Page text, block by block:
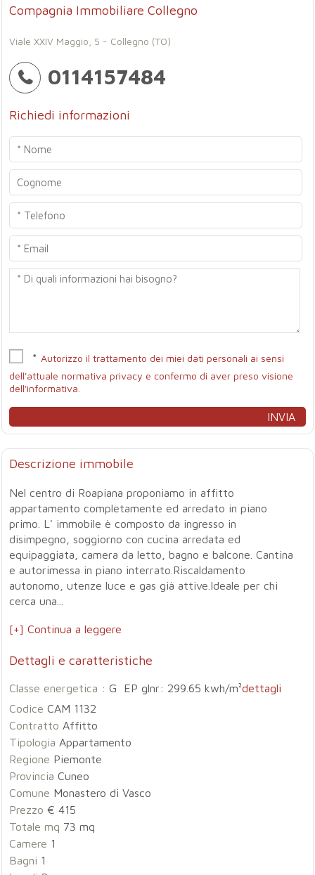
Compagnia Immobiliare Collegno
Viale XXIV Maggio, 5 - Collegno (TO)
0114157484
Richiedi informazioni
*Autorizzo il trattamento dei miei dati personali ai sensi
dell'attuale normativa privacy e confermo di aver preso visione
dell'informativa.
Descrizione immobile
Nel centro di Roapiana proponiamo in affitto
appartamento completamente ed arredato in piano
primo. L' immobile è composto da ingresso in
disimpegno, soggiorno con cucina arredata ed
equipaggiata, camera da letto, bagno e balcone. Cantina
e autorimessa in piano interrato.Riscaldamento
autonomo, utenze luce e gas già attive.Ideale per chi
cerca una...
[+] Continua a leggere
Dettagli e caratteristiche
Classe energetica :G EP glnr: 299.65 kwh/m²dettagli
Codice CAM 1132
Contratto Affitto
Tipologia Appartamento
Regione Piemonte
Provincia Cuneo
Comune Monastero di Vasco
Prezzo € 415
Totale mq 73 mq
Camere 1
Bagni 1